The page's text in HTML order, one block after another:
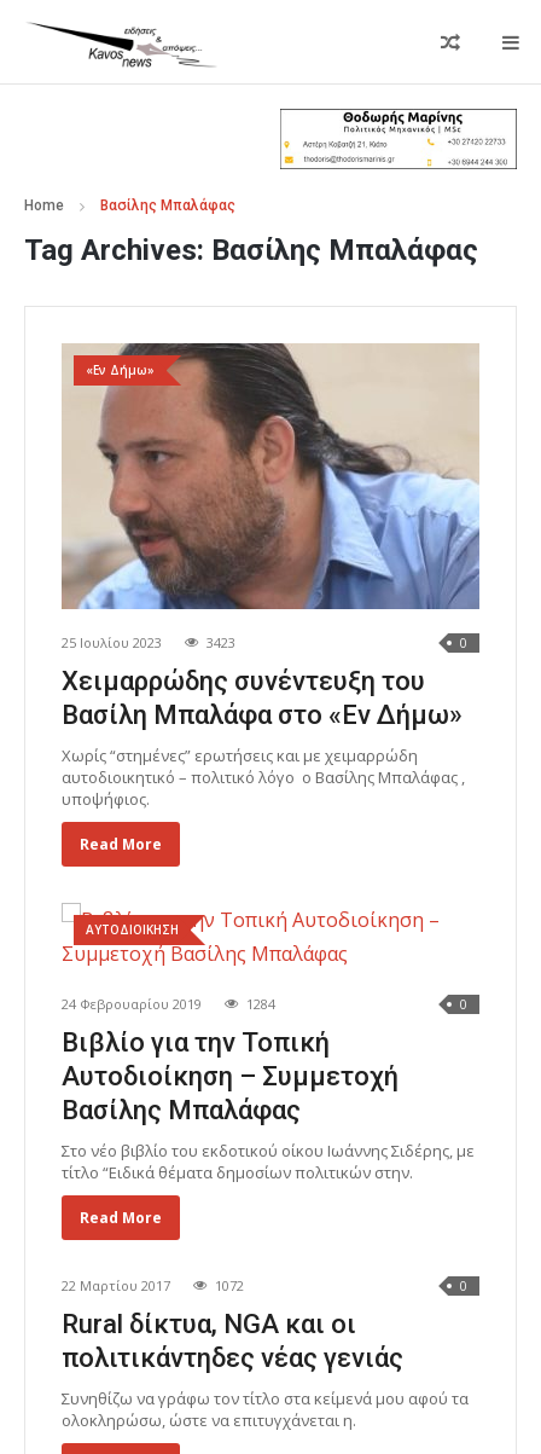
Home Βασίλης Μπαλάφας
Tag Archives: Βασίλης Μπαλάφας
«Εν Δήμω»
25 Ιουλίου 2023 3423 0
Χειμαρρώδης συνέντευξη του
Βασίλη Μπαλάφα στο «Εν Δήμω»
Χωρίς “στημένες” ερωτήσεις και με χειμαρρώδη
αυτοδιοικητικό – πολιτικό λόγο ο Βασίλης Μπαλάφας ,
υποψήφιος.
Read More
ΑΥΤΟΔΙΟΙΚΗΣΗ
24 Φεβρουαρίου 2019 1284 0
Βιβλίο για την Τοπική
Αυτοδιοίκηση – Συμμετοχή
Βασίλης Μπαλάφας
Στο νέο βιβλίο του εκδοτικού οίκου Ιωάννης Σιδέρης, με
τίτλο “Ειδικά θέματα δημοσίων πολιτικών στην.
Read More
22 Μαρτίου 2017 1072 0
Rural δίκτυα, NGA και οι
πολιτικάντηδες νέας γενιάς
Συνηθίζω να γράφω τον τίτλο στα κείμενά μου αφού τα
ολοκληρώσω, ώστε να επιτυγχάνεται η.